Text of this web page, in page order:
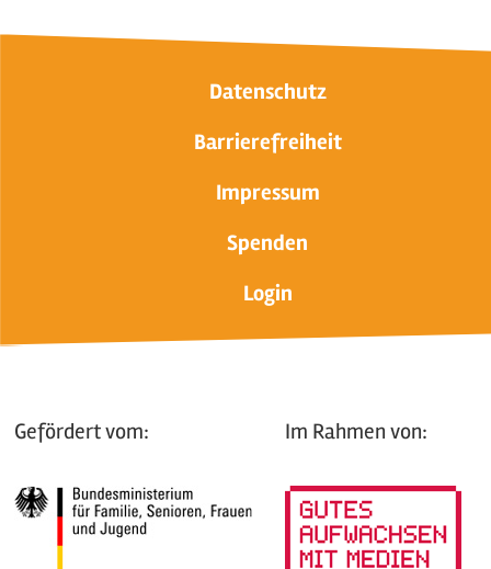
Datenschutz
Barrierefreiheit
Impressum
Spenden
Login
Gefördert vom: Im Rahmen von: